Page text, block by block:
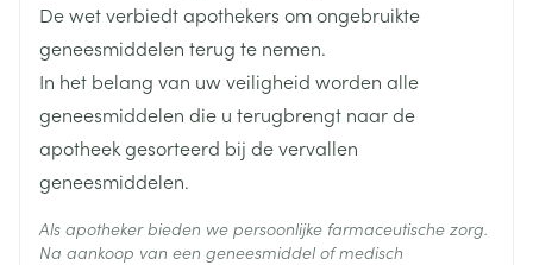
Actieve
Ingrediënten
jobitridol
Behoud Kamertemperatuur (15°C - 25°C)
De wet verbiedt apothekers om ongebruikte
geneesmiddelen terug te nemen.
In het belang van uw veiligheid worden alle
geneesmiddelen die u terugbrengt naar de
apotheek gesorteerd bij de vervallen
geneesmiddelen.
Als apotheker bieden we persoonlijke farmaceutische zorg.
Na aankoop van een geneesmiddel of medisch